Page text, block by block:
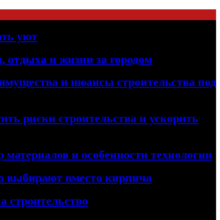
уют
отдыха и жизни за городом
и нюансы строительства под
риски строительства и ускорить
и особенности технологии
выбирают вместо кирпича
строительство